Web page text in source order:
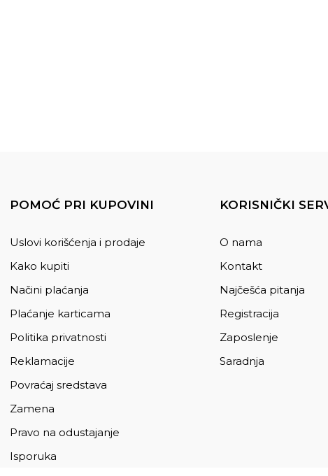
POMOĆ PRI KUPOVINI
Uslovi korišćenja i prodaje
Kako kupiti
Načini plaćanja
Plaćanje karticama
Politika privatnosti
Reklamacije
Povraćaj sredstava
Zamena
Pravo na odustajanje
Isporuka
KORISNIČKI
O nama
Kontakt
Najčešća pitanja
Registracija
Zaposlenje
Saradnja